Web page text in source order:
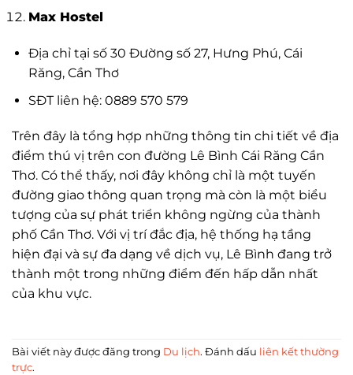
Max Hostel
Địa chỉ tại số 30 Đường số 27, Hưng Phú, Cái
Răng, Cần Thơ
SĐT liên hệ: 0889 570 579
Trên đây là tổng hợp những thông tin chi tiết về địa
điểm thú vị trên con đường Lê Bình Cái Răng Cần
Thơ. Có thể thấy, nơi đây không chỉ là một tuyến
đường giao thông quan trọng mà còn là một biểu
tượng của sự phát triển không ngừng của thành
phố Cần Thơ. Với vị trí đắc địa, hệ thống hạ tầng
hiện đại và sự đa dạng về dịch vụ, Lê Bình đang trở
thành một trong những điểm đến hấp dẫn nhất
của khu vực.
Bài viết này được đăng trong Du lịch. Đánh dấu liên kết thường
trực.